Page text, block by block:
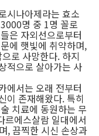
시나아제라는 효소
명 중 1명 꼴로
은 자외선으로부터
에 햇빛에 취약하며,
로 사망한다. 하지
적으로 살아가는 사
에서는 오래 전부터
이 존재해왔다. 특히
치료에 동원하는 무
르에스살람 일대에서
, 끔찍한 시신 손상과